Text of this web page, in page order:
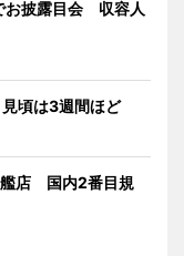
お披露目会 収容人
頃は3週間ほど
艦店 国内2番目規